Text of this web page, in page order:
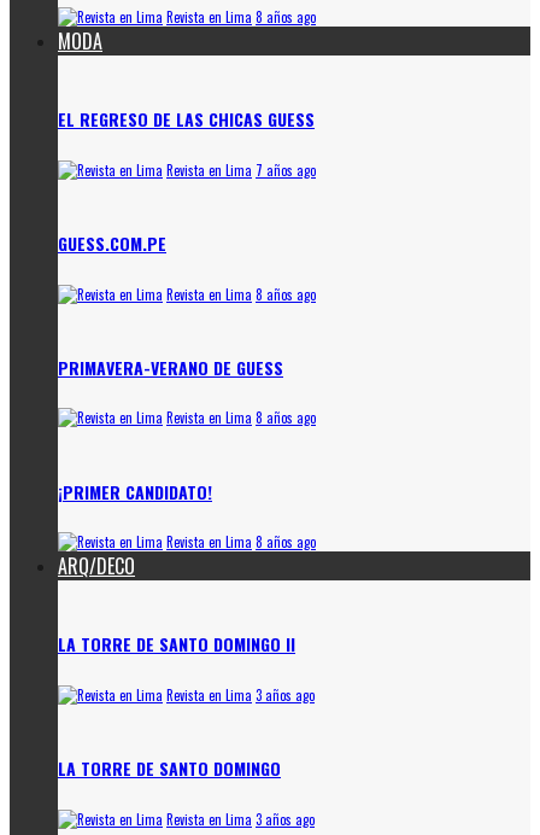
Revista en Lima 8 años ago
MODA
EL REGRESO DE LAS CHICAS GUESS
Revista en Lima 7 años ago
GUESS.COM.PE
Revista en Lima 8 años ago
PRIMAVERA-VERANO DE GUESS
Revista en Lima 8 años ago
¡PRIMER CANDIDATO!
Revista en Lima 8 años ago
ARQ/DECO
LA TORRE DE SANTO DOMINGO II
Revista en Lima 3 años ago
LA TORRE DE SANTO DOMINGO
Revista en Lima 3 años ago